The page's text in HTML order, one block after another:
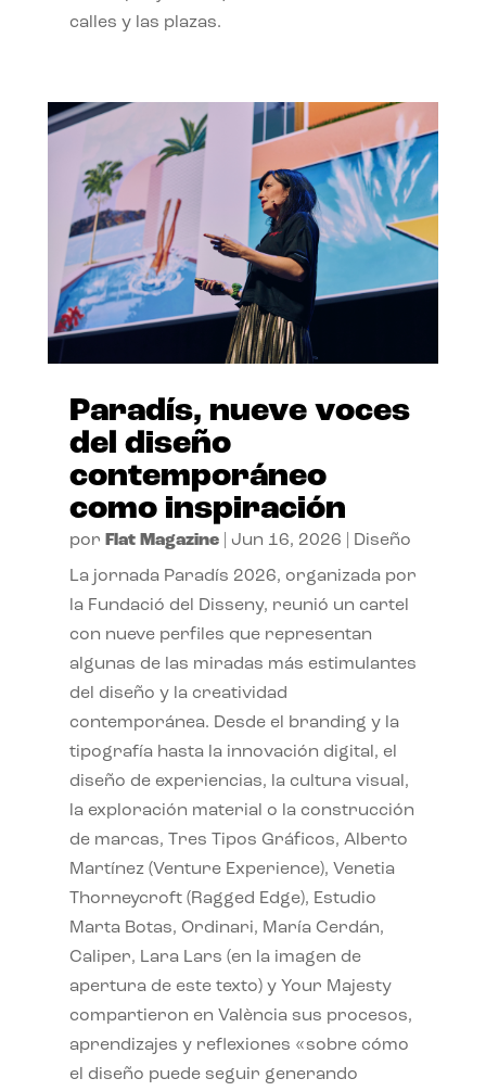
calles y las plazas.
Paradís, nueve voces
del diseño
contemporáneo
como inspiración
por Flat Magazine| Jun 16, 2026 Diseño
La jornada Paradís 2026, organizada por
la Fundació del Disseny, reunió un cartel
con nueve perfiles que representan
algunas de las miradas más estimulantes
del diseño y la creatividad
contemporánea. Desde el branding y la
tipografía hasta la innovación digital, el
diseño de experiencias, la cultura visual,
la exploración material o la construcción
de marcas, Tres Tipos Gráficos, Alberto
Martínez (Venture Experience), Venetia
Thorneycroft (Ragged Edge), Estudio
Marta Botas, Ordinari, María Cerdán,
Caliper, Lara Lars (en la imagen de
apertura de este texto) y Your Majesty
compartieron en València sus procesos,
aprendizajes y reflexiones «sobre cómo
el diseño puede seguir generando